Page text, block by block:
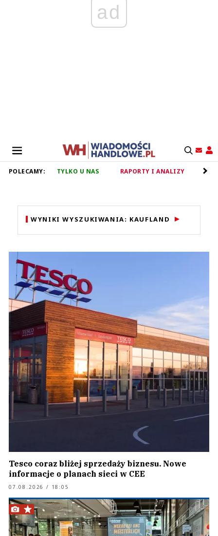
ad
POLECAMY: TYLKO U NAS RAPORTY I ANALIZY
WYNIKI WYSZUKIWANIA: KAUFLAND
Tesco coraz bliżej sprzedaży biznesu. Nowe
informacje o planach sieci w CEE
07.08.2026 / 18:05